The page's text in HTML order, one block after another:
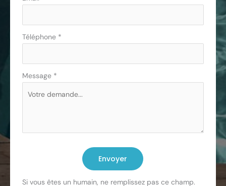
Téléphone *
Message *
Envoyer
Si vous êtes un humain, ne remplissez pas ce champ.